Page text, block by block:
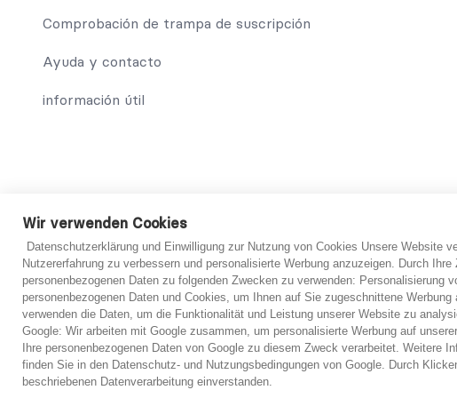
Comprobación de trampa de suscripción
Ayuda y contacto
información útil
*Nota: abo-hilfe.de sirve como sitio web informativo. El consumidor
consumidor y el cuestionario también se puede completar por
se proporcione, el consumidor podrá ponerse en contacto con
En principio, sin embargo, siempre es necesario un examen individual
haber examinado los documentos presentados.
Wir verwenden Cookies
Datenschutzerklärung und Einwilligung zur Nutzung von Cookies Unsere Website
Nutzererfahrung zu verbessern und personalisierte Werbung anzuzeigen. Durch
personenbezogenen Daten zu folgenden Zwecken zu verwenden: Personalisierung
personenbezogenen Daten und Cookies, um Ihnen auf Sie zugeschnittene
verwenden die Daten, um die Funktionalität und Leistung unserer Website zu
Google: Wir arbeiten mit Google zusammen, um personalisierte Werbung auf
Ihre personenbezogenen Daten von Google zu diesem Zweck verarbeitet. Weitere
finden Sie in den Datenschutz- und Nutzungsbedingungen von Google. Durch
beschriebenen Datenverarbeitung einverstanden.